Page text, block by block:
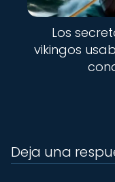
Los
vikingos
Deja una